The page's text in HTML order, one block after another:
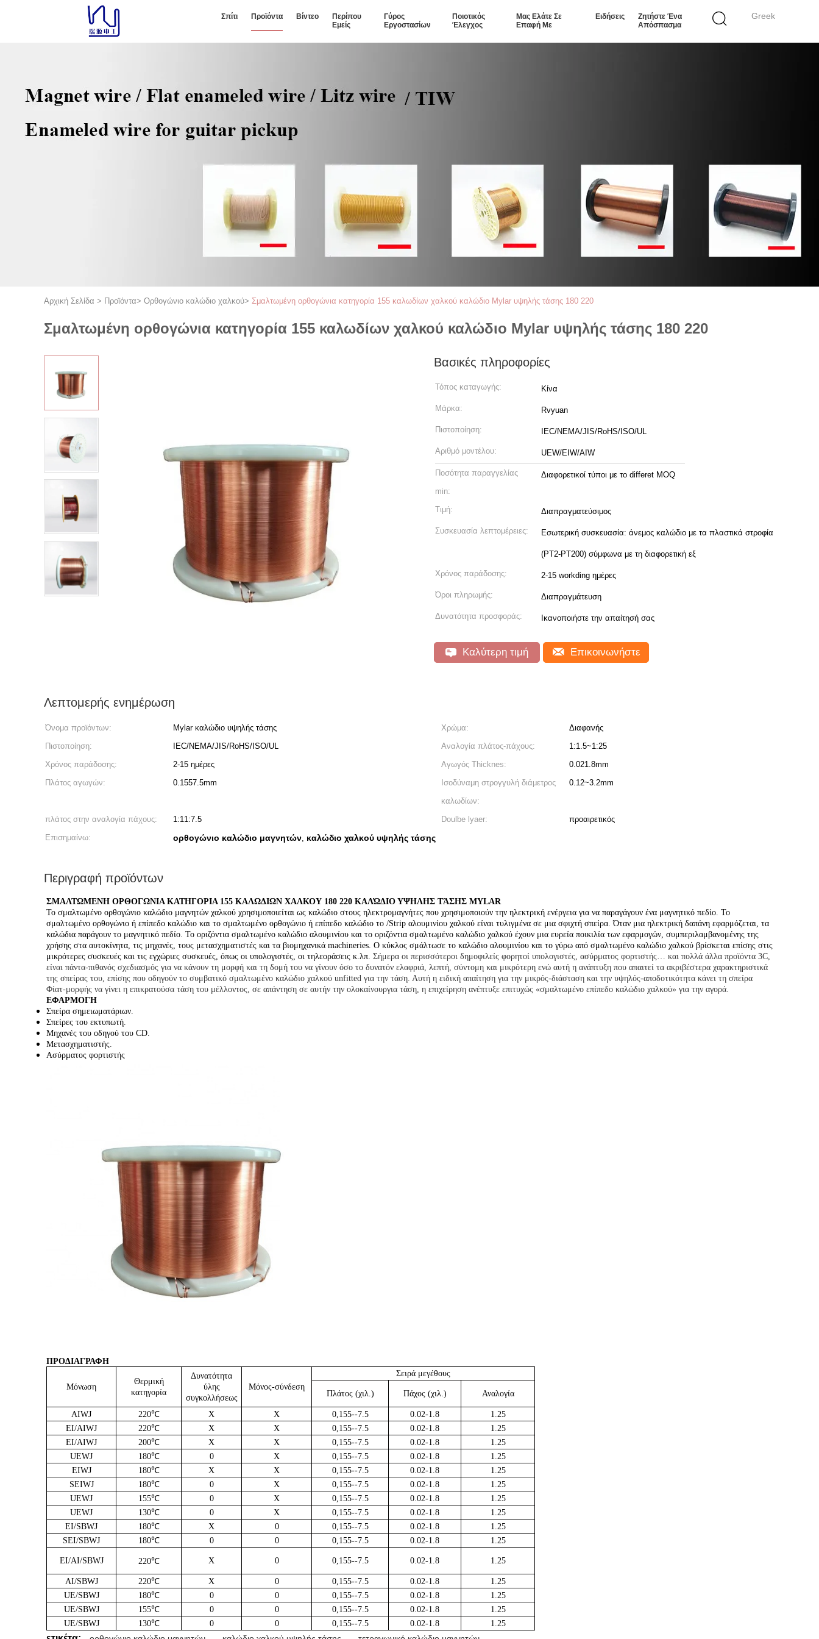
Greek
Σπίτι Προϊόντα Βίντεο
Περίπου
Εμείς
Γύρος
Εργοστασίων
Ποιοτικός
Έλεγχος
Μας Ελάτε Σε
Επαφή Με
Ειδήσεις
Ζητήστε Ένα
Απόσπασμα
Αρχική Σελίδα > Προϊόντα> Ορθογώνιο καλώδιο χαλκού> Σμαλτωμένη ορθογώνια κατηγορία 155 καλωδίων χαλκού καλώδιο Mylar υψηλής τάσης 180 220
Σμαλτωμένη ορθογώνια κατηγορία 155 καλωδίων χαλκού καλώδιο Mylar υψηλής τάσης 180 220
Βασικές πληροφορίες
Τόπος καταγωγής: Κίνα
Μάρκα: Rvyuan
Πιστοποίηση: IEC/NEMA/JIS/RoHS/ISO/UL
Αριθμό μοντέλου: UEW/EIW/AIW
Ποσότητα παραγγελίας
min:
Διαφορετικοί τύποι με το differet MOQ
Τιμή: Διαπραγματεύσιμος
Συσκευασία λεπτομέρειες: Εσωτερική συσκευασία: άνεμος καλώδιο με τα πλαστικά στροφία
(PT2-PT200) σύμφωνα με τη διαφορετική εξ
Χρόνος παράδοσης: 2-15 workding ημέρες
Όροι πληρωμής: Διαπραγμάτευση
Δυνατότητα προσφοράς: Ικανοποιήστε την απαίτησή σας
Καλύτερη τιμή Επικοινωνήστε
Λεπτομερής ενημέρωση
Όνομα προϊόντων: Mylar καλώδιο υψηλής τάσης Χρώμα:
Διαφανής
Πιστοποίηση:
IEC/NEMA/JIS/RoHS/ISO/UL Αναλογία πλάτος-πάχους:
1:1.5~1:25
Χρόνος παράδοσης:
2-15 ημέρες Αγωγός Thicknes:
0.021.8mm
Πλάτος αγωγών:
0.1557.5mm
Ισοδύναμη στρογγυλή διάμετρος
καλωδίων:
0.12~3.2mm
πλάτος στην αναλογία πάχους: 1:11:7.5 Doulbe lyaer:
προαιρετικός
Επισημαίνω:
ορθογώνιο καλώδιο μαγνητών, καλώδιο χαλκού υψηλής τάσης
Περιγραφή προϊόντων
ΣΜΑΛΤΩΜΕΝΗ ΟΡΘΟΓΩΝΙΑ ΚΑΤΗΓΟΡΙΑ 155 ΚΑΛΩΔΙΩΝ ΧΑΛΚΟΥ 180 220 ΚΑΛΏΔΙΟ ΥΨΗΛΗΣ ΤΆΣΗΣ MYLAR
Το σμαλτωμένο ορθογώνιο καλώδιο μαγνητών χαλκού χρησιμοποιείται ως καλώδιο στους ηλεκτρομαγνήτες που χρησιμοποιούν την ηλεκτρική ενέργεια για να παραγάγουν ένα μαγνητικό πεδίο. Το
σμαλτωμένο ορθογώνιο ή επίπεδο καλώδιο και το σμαλτωμένο ορθογώνιο ή επίπεδο καλώδιο το /Strip αλουμινίου χαλκού είναι τυλιγμένα σε μια σφιχτή σπείρα. Όταν μια ηλεκτρική δαπάνη εφαρμόζεται, τα
καλώδια παράγουν το μαγνητικό πεδίο. Το οριζόντια σμαλτωμένο καλώδιο αλουμινίου και το οριζόντια σμαλτωμένο καλώδιο χαλκού έχουν μια ευρεία ποικιλία των εφαρμογών, συμπεριλαμβανομένης της
χρήσης στα αυτοκίνητα, τις μηχανές, τους μετασχηματιστές και τα βιομηχανικά machineries. Ο κύκλος σμάλτωσε το καλώδιο αλουμινίου και το γύρω από σμαλτωμένο καλώδιο χαλκού βρίσκεται επίσης στις
μικρότερες συσκευές και τις εγχώριες συσκευές, όπως οι υπολογιστές, οι τηλεοράσεις κ.λπ. Σήμερα οι περισσότεροι δημοφιλείς φορητοί υπολογιστές, ασύρματος φορτιστής… και πολλά άλλα προϊόντα 3C,
είναι πάντα-πιθανός σχεδιασμός για να κάνουν τη μορφή και τη δομή του να γίνουν όσο το δυνατόν ελαφριά, λεπτή, σύντομη και μικρότερη ενώ αυτή η ανάπτυξη που απαιτεί τα ακριβέστερα χαρακτηριστικά
της σπείρας του, επίσης που οδηγούν το συμβατικό σμαλτωμένο καλώδιο χαλκού unfitted για την τάση. Αυτή η ειδική απαίτηση για την μικρός-διάσταση και την υψηλός-αποδοτικότητα κάνει τη σπείρα
Φίατ-μορφής να γίνει η επικρατούσα τάση του μέλλοντος, σε απάντηση σε αυτήν την ολοκαίνουργια τάση, η επιχείρηση ανέπτυξε επιτυχώς «σμαλτωμένο επίπεδο καλώδιο χαλκού» για την αγορά.
ΕΦΑΡΜΟΓΗ
Σπείρα σημειωματάριων.
Σπείρες του εκτυπωτή.
Μηχανές του οδηγού του CD.
Μετασχηματιστής.
Ασύρματος φορτιστής
ΠΡΟΔΙΑΓΡΑΦΗ
Μόνωση
Θερμική
κατηγορία
Δυνατότητα
ύλης
συγκολλήσεως
Μόνος-σύνδεση
Σειρά μεγέθους
Πλάτος (χιλ.) Πάχος (χιλ.) Αναλογία
AIWJ 220℃ Χ Χ 0,155--7.5 0.02-1.8
1.25
EI/AIWJ
220℃ Χ Χ 0,155--7.5 0.02-1.8
1.25
EI/AIWJ
200℃ Χ Χ 0,155--7.5 0.02-1.8
1.25
UEWJ
180℃ 0 Χ 0,155--7.5 0.02-1.8
1.25
EIWJ
180℃ Χ Χ 0,155--7.5 0.02-1.8
1.25
SEIWJ
180℃ 0 Χ 0,155--7.5 0.02-1.8
1.25
UEWJ
155℃ 0 Χ 0,155--7.5 0.02-1.8
1.25
UEWJ
130℃ 0 Χ 0,155--7.5 0.02-1.8
1.25
EI/SBWJ
180℃ Χ 0 0,155--7.5 0.02-1.8
1.25
SEI/SBWJ
180℃ 0 0 0,155--7.5 0.02-1.8 1.25
EI/AI/SBWJ 220℃ Χ 0 0,155--7.5 0.02-1.8 1.25
AI/SBWJ 220℃ Χ 0 0,155--7.5 0.02-1.8
1.25
UE/SBWJ
180℃ 0 0 0,155--7.5 0.02-1.8
1.25
UE/SBWJ
155℃ 0 0 0,155--7.5 0.02-1.8
1.25
UE/SBWJ
130℃ 0 0 0,155--7.5 0.02-1.8 1.25